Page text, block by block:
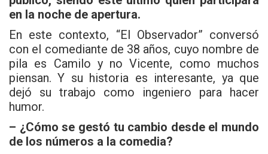
en la noche de apertura.
En este contexto, “El Observador” conversó
con el comediante de 38 años, cuyo nombre de
pila es Camilo y no Vicente, como muchos
piensan. Y su historia es interesante, ya que
dejó su trabajo como ingeniero para hacer
humor.
– ¿Cómo se gestó tu cambio desde el mundo
de los números a la comedia?